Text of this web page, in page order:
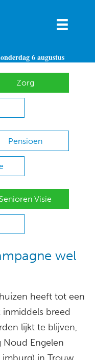
6 augustus
Zorg
Pensioen
Senioren Visie
wel
heeft tot een
breed
lijkt te blijven,
Engelen